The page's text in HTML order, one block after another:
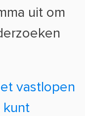
uit om
vastlopen
kunt